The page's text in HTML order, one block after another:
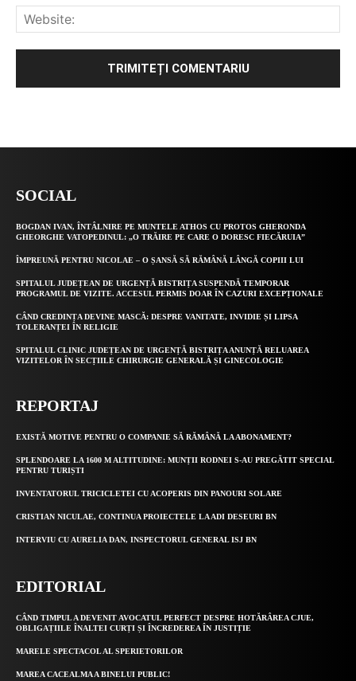
SOCIAL
BOGDAN IVAN, ÎNTÂLNIRE PE MUNTELE ATHOS CU PROTOS GHERONDA
GHEORGHE VATOPEDINUL: „O TRĂIRE PE CARE O DORESC FIECĂRUIA”
ÎMPREUNĂ PENTRU NICOLAE – O ȘANSĂ SĂ RĂMÂNĂ LÂNGĂ COPIII LUI
SPITALUL JUDEȚEAN DE URGENȚĂ BISTRIȚA SUSPENDĂ TEMPORAR
PROGRAMUL DE VIZITE. ACCESUL PERMIS DOAR ÎN CAZURI EXCEPȚIONALE
CÂND CREDINȚA DEVINE MASCĂ: DESPRE VANITATE, INVIDIE ȘI LIPSA
TOLERANȚEI ÎN RELIGIE
SPITALUL CLINIC JUDEȚEAN DE URGENȚĂ BISTRIȚA ANUNȚĂ RELUAREA
VIZITELOR ÎN SECȚIILE CHIRURGIE GENERALĂ ȘI GINECOLOGIE
REPORTAJ
EXISTĂ MOTIVE PENTRU O COMPANIE SĂ RĂMÂNĂ LA ABONAMENT?
SPLENDOARE LA 1600 M ALTITUDINE: MUNȚII RODNEI S-AU PREGĂTIT SPECIAL
PENTRU TURIȘTI
INVENTATORUL TRICICLETEI CU ACOPERIS DIN PANOURI SOLARE
CRISTIAN NICULAE, CONTINUA PROIECTELE LA ADI DESEURI BN
INTERVIU CU AURELIA DAN, INSPECTORUL GENERAL ISJ BN
EDITORIAL
CÂND TIMPUL A DEVENIT AVOCATUL PERFECT DESPRE HOTĂRÂREA CJUE,
OBLIGAȚIILE ÎNALTEI CURȚI ȘI ÎNCREDEREA ÎN JUSTIȚIE
MARELE SPECTACOL AL SPERIETORILOR
MAREA CACEALMA A BINELUI PUBLIC!